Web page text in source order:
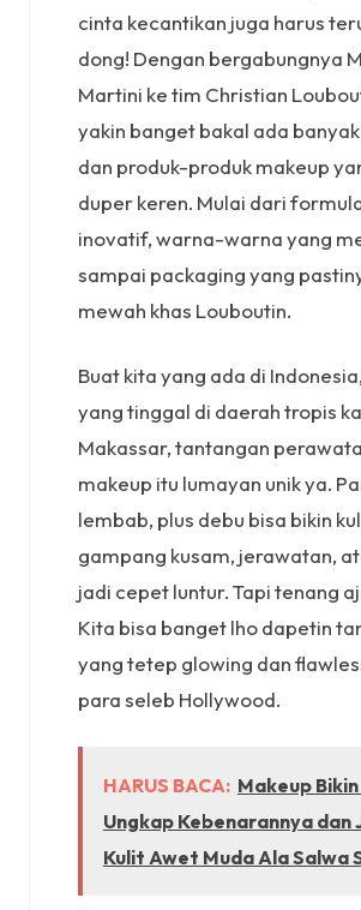
cinta kecantikan juga harus
dong! Dengan bergabungnya
Martini ke tim Christian
yakin banget bakal ada
dan produk-produk makeup
duper keren. Mulai dari
inovatif, warna-warna yang
sampai packaging yang
mewah khas Louboutin.
Buat kita yang ada di
yang tinggal di daerah tropis
Makassar, tantangan
makeup itu lumayan unik ya.
lembab, plus debu bisa bikin
gampang kusam, jerawatan,
jadi cepet luntur. Tapi tenang
Kita bisa banget lho dapetin
yang tetep glowing dan
para seleb Hollywood.
HARUS BACA: Makeup Bikin
Ungkap Kebenarannya dan
Kulit Awet Muda Ala Salwa